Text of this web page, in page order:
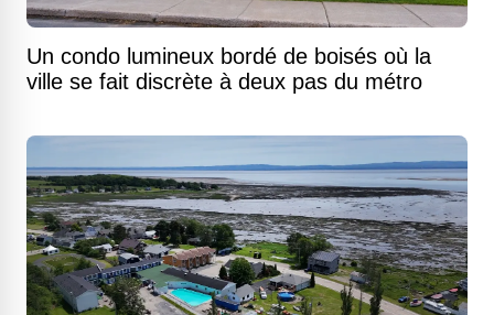
Un condo lumineux bordé de boisés où la
ville se fait discrète à deux pas du métro